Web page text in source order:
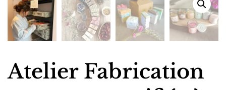
Atelier Fabrication